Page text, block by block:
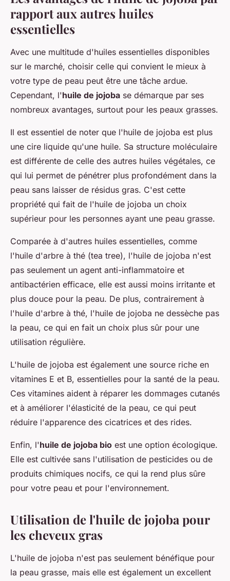
rapport aux autres huiles
essentielles
Avec une multitude d'huiles essentielles disponibles
sur le marché, choisir celle qui convient le mieux à
votre type de peau peut être une tâche ardue.
Cependant, l'huile de jojoba se démarque par ses
nombreux avantages, surtout pour les peaux grasses.
Il est essentiel de noter que l'huile de jojoba est plus
une cire liquide qu'une huile. Sa structure moléculaire
est différente de celle des autres huiles végétales, ce
qui lui permet de pénétrer plus profondément dans la
peau sans laisser de résidus gras. C'est cette
propriété qui fait de l'huile de jojoba un choix
supérieur pour les personnes ayant une peau grasse.
Comparée à d'autres huiles essentielles, comme
l'huile d'arbre à thé (tea tree), l'huile de jojoba n'est
pas seulement un agent anti-inflammatoire et
antibactérien efficace, elle est aussi moins irritante et
plus douce pour la peau. De plus, contrairement à
l'huile d'arbre à thé, l'huile de jojoba ne dessèche pas
la peau, ce qui en fait un choix plus sûr pour une
utilisation régulière.
L'huile de jojoba est également une source riche en
vitamines E et B, essentielles pour la santé de la peau.
Ces vitamines aident à réparer les dommages cutanés
et à améliorer l'élasticité de la peau, ce qui peut
réduire l'apparence des cicatrices et des rides.
Enfin, l'huile de jojoba bio est une option écologique.
Elle est cultivée sans l'utilisation de pesticides ou de
produits chimiques nocifs, ce qui la rend plus sûre
pour votre peau et pour l'environnement.
Utilisation de l'huile de jojoba pour
les cheveux gras
L'huile de jojoba n'est pas seulement bénéfique pour
la peau grasse, mais elle est également un excellent